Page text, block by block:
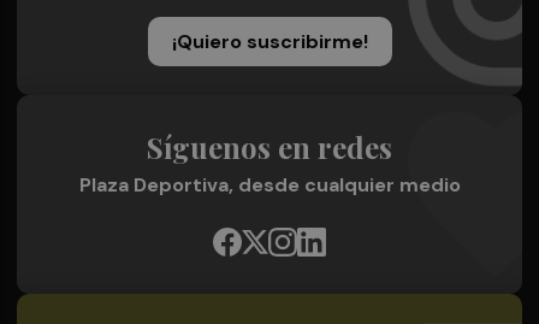
¡Quiero suscribirme!
Síguenos en redes
Plaza Deportiva, desde cualquier medio